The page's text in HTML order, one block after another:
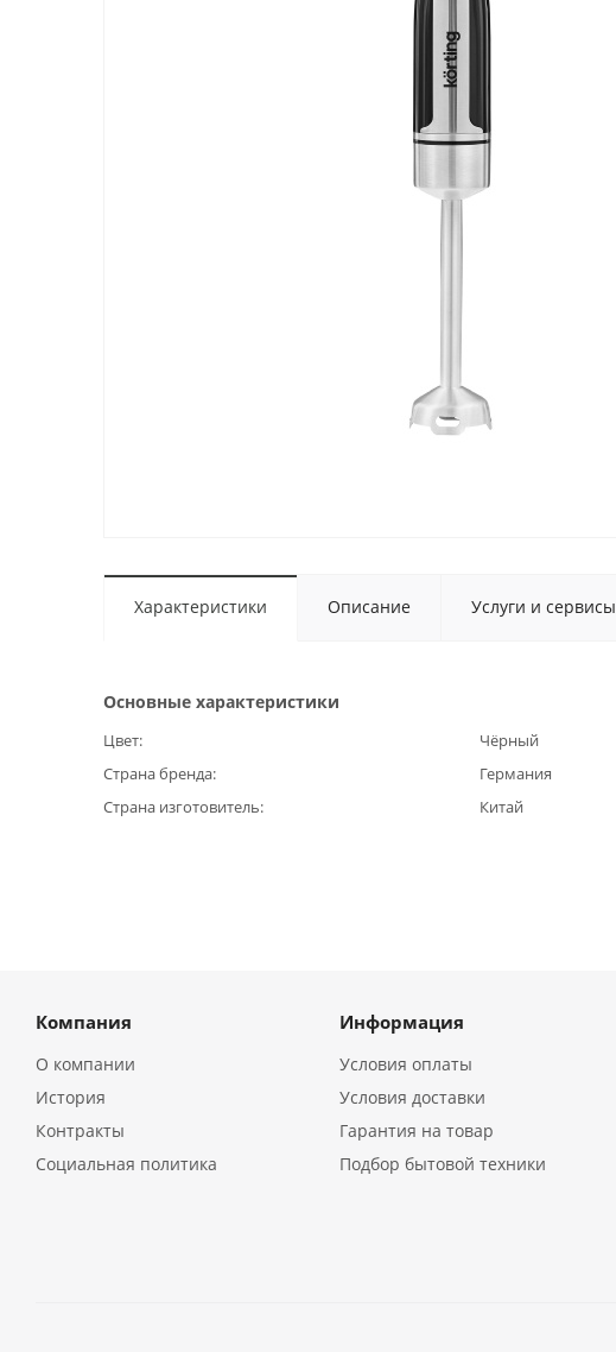
Характеристики Описание Услуги и сервисы
Основные характеристики
Цвет
Чёрный
Страна бренда
Германия
Страна изготовитель
Китай
Компания
О компании
История
Контракты
Социальная политика
Информация
Условия оплаты
Условия доставки
Гарантия на товар
Подбор бытовой техники